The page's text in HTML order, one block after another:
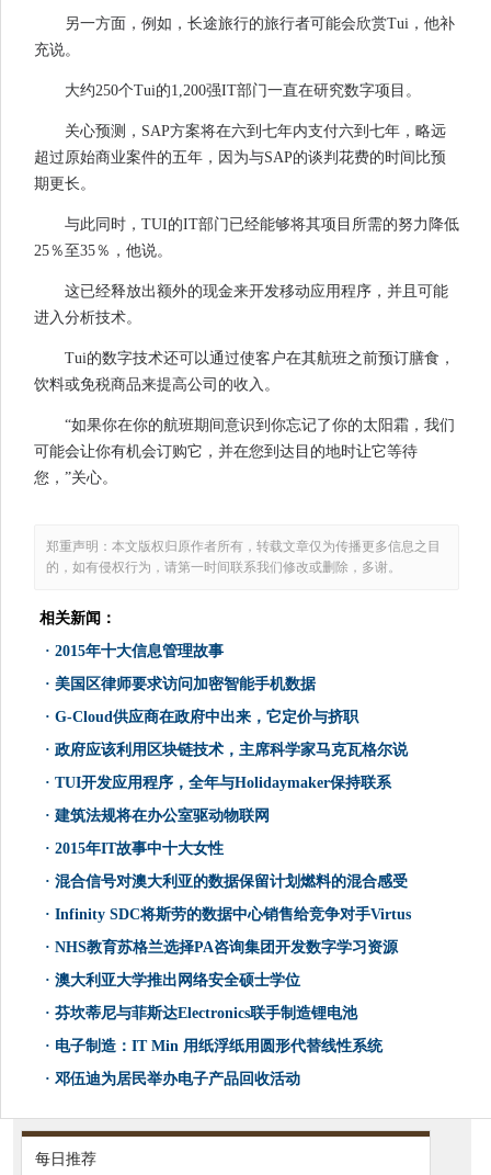
另一方面，例如，长途旅行的旅行者可能会欣赏Tui，他补
充说。
大约250个Tui的1,200强IT部门一直在研究数字项目。
关心预测，SAP方案将在六到七年内支付六到七年，略远
超过原始商业案件的五年，因为与SAP的谈判花费的时间比预
期更长。
与此同时，TUI的IT部门已经能够将其项目所需的努力降低
25％至35％，他说。
这已经释放出额外的现金来开发移动应用程序，并且可能
进入分析技术。
Tui的数字技术还可以通过使客户在其航班之前预订膳食，
饮料或免税商品来提高公司的收入。
“如果你在你的航班期间意识到你忘记了你的太阳霜，我们
可能会让你有机会订购它，并在您到达目的地时让它等待
您，”关心。
郑重声明：本文版权归原作者所有，转载文章仅为传播更多信息之目
的，如有侵权行为，请第一时间联系我们修改或删除，多谢。
相关新闻：
· 2015年十大信息管理故事
· 美国区律师要求访问加密智能手机数据
· G-Cloud供应商在政府中出来，它定价与挤职
· 政府应该利用区块链技术，主席科学家马克瓦格尔说
· TUI开发应用程序，全年与Holidaymaker保持联系
· 建筑法规将在办公室驱动物联网
· 2015年IT故事中十大女性
· 混合信号对澳大利亚的数据保留计划燃料的混合感受
· Infinity SDC将斯劳的数据中心销售给竞争对手Virtus
· NHS教育苏格兰选择PA咨询集团开发数字学习资源
· 澳大利亚大学推出网络安全硕士学位
· 芬坎蒂尼与菲斯达Electronics联手制造锂电池
· 电子制造：IT Min 用纸浮纸用圆形代替线性系统
· 邓伍迪为居民举办电子产品回收活动
每日推荐